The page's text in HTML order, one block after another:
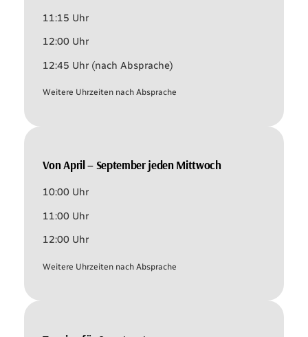
11:15 Uhr
12:00 Uhr
12:45 Uhr (nach Absprache)
Weitere Uhrzeiten nach Absprache
Von April – September jeden Mittwoch
10:00 Uhr
11:00 Uhr
12:00 Uhr
Weitere Uhrzeiten nach Absprache